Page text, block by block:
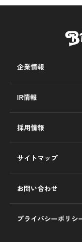
企業情報
IR情報
採用情報
サイトマップ
お問い合わせ
プライバシーポリシ